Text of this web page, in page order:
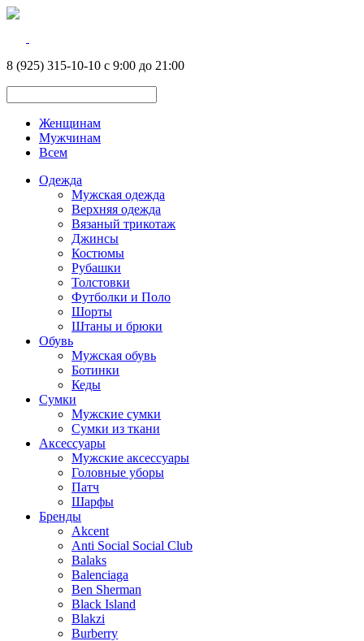
8 (925) 315-10-10 с 9:00 до 21:00
Женщинам
Мужчинам
Всем
Одежда
Мужская одежда
Верхняя одежда
Вязаный трикотаж
Джинсы
Костюмы
Рубашки
Толстовки
Футболки и Поло
Шорты
Штаны и брюки
Обувь
Мужская обувь
Ботинки
Кеды
Сумки
Мужские сумки
Сумки из ткани
Аксессуары
Мужские аксессуары
Головные уборы
Патч
Шарфы
Бренды
Akcent
Anti Social Social Club
Balaks
Balenciaga
Ben Sherman
Black Island
Blakzi
Burberry